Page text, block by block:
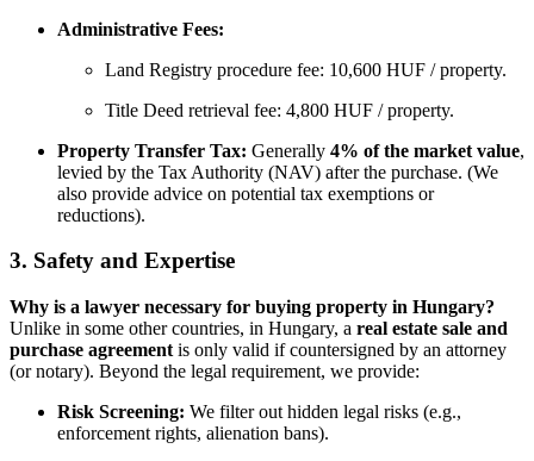
Administrative Fees:
Land Registry procedure fee: 10,600 HUF / property.
Title Deed retrieval fee: 4,800 HUF / property.
Property Transfer Tax: Generally 4% of the market value,
levied by the Tax Authority (NAV) after the purchase. (We
also provide advice on potential tax exemptions or
reductions).
3. Safety and Expertise
Why is a lawyer necessary for buying property in Hungary?
Unlike in some other countries, in Hungary, a real estate sale and
purchase agreement is only valid if countersigned by an attorney
(or notary). Beyond the legal requirement, we provide:
Risk Screening: We filter out hidden legal risks (e.g.,
enforcement rights, alienation bans).